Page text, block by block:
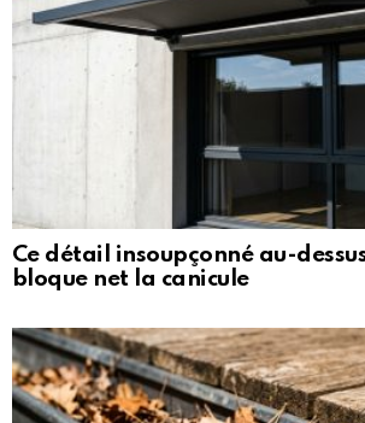
Ce détail insoupçonné au-
bloque net la canicule